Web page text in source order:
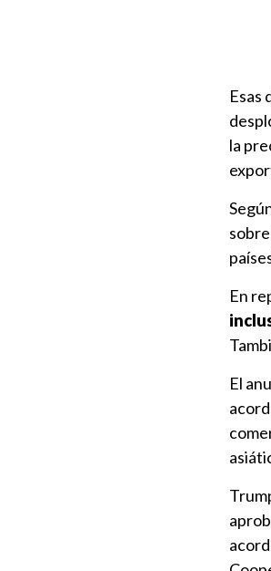
Esas
la
En
El